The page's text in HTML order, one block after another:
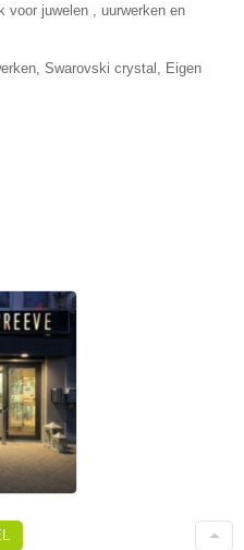
voor juwelen , uurwerken en
Swarovski crystal, Eigen